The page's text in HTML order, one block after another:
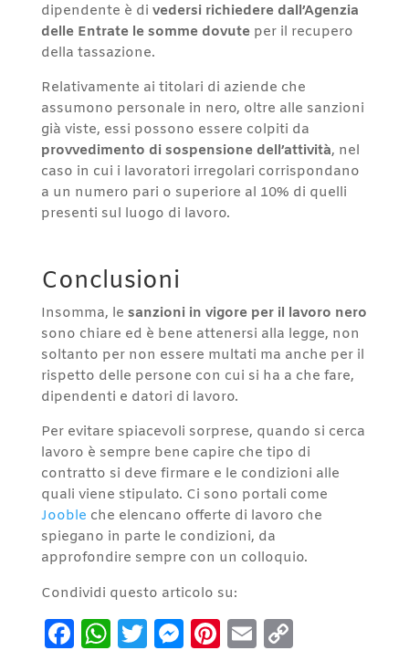
dipendente è di vedersi richiedere dall’Agenzia
delle Entrate le somme dovuteper il recupero
della tassazione.
Relativamente ai titolari di aziende che
assumono personale in nero, oltre alle sanzioni
già viste, essi possono essere colpiti da
provvedimento di sospensione dell’attività, nel
caso in cui i lavoratori irregolari corrispondano
a un numero pari o superiore al 10% di quelli
presenti sul luogo di lavoro.
Conclusioni
Insomma, le sanzioni in vigore per il lavoro nero
sono chiare ed è bene attenersi alla legge, non
soltanto per non essere multati ma anche per il
rispetto delle persone con cui si ha a che fare,
dipendenti e datori di lavoro.
Per evitare spiacevoli sorprese, quando si cerca
lavoro è sempre bene capire che tipo di
contratto si deve firmare e le condizioni alle
quali viene stipulato. Ci sono portali come
Jooble che elencano offerte di lavoro che
spiegano in parte le condizioni, da
approfondire sempre con un colloquio.
Condividi questo articolo su:
Facebook
WhatsApp
Twitter
Messenger
Pinterest
EmailCopy